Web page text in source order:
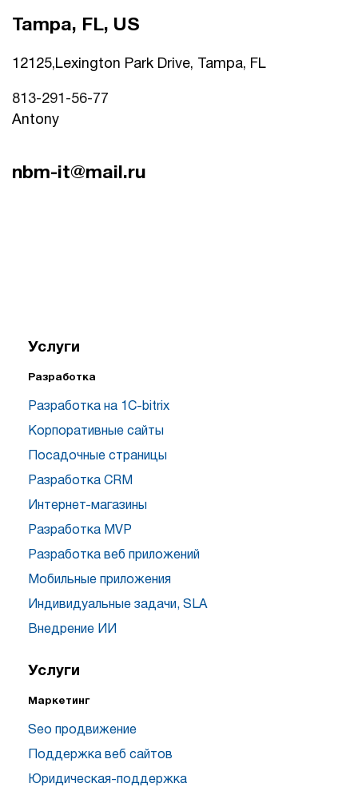
Tampa, FL, US
12125,Lexington Park Drive, Tampa, FL
813-291-56-77
Antony
nbm-it@mail.ru
Услуги
Разработка
Разработка на 1C-bitrix
Корпоративные сайты
Посадочные страницы
Разработка CRM
Интернет-магазины
Разработка MVP
Разработка веб приложений
Мобильные приложения
Индивидуальные задачи, SLA
Внедрение ИИ
Услуги
Маркетинг
Seo продвижение
Поддержка веб сайтов
Юридическая-поддержка